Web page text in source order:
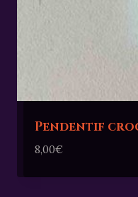
Pendentif
8,00€